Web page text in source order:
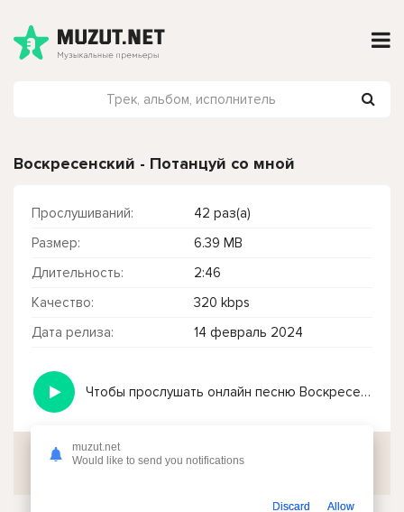
Воскресенский - Потанцуй со мной
Прослушиваний:
42 раз(а)
Размер:
6.39 MB
Длительность:
2:46
Качество:
320 kbps
Дата релиза:
14 февраль 2024
Чтобы прослушать онлайн песню Воскресенский - Потанцуй со мной нажмите на кнопку плей с светом зелений
Скачать
muzut.net
Would like to send you notifications
Discard Allow